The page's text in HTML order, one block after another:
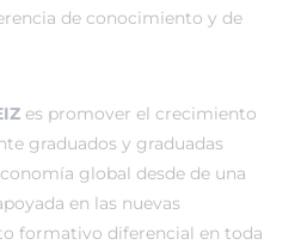
de conocimiento y de
es promover el crecimiento
graduados y graduadas
global desde de una
en las nuevas
formativo diferencial en toda